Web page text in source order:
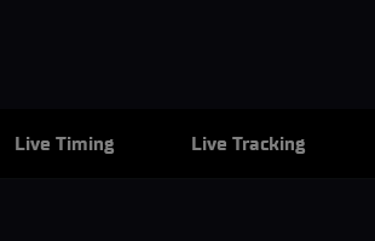
Live Timing Live Tracking